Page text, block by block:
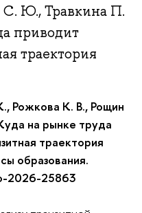
С. Ю., Травкина П.
приводит
траектория
Рожкова К. В., Рощин
на рынке труда
траектория
образования.
2026-25863